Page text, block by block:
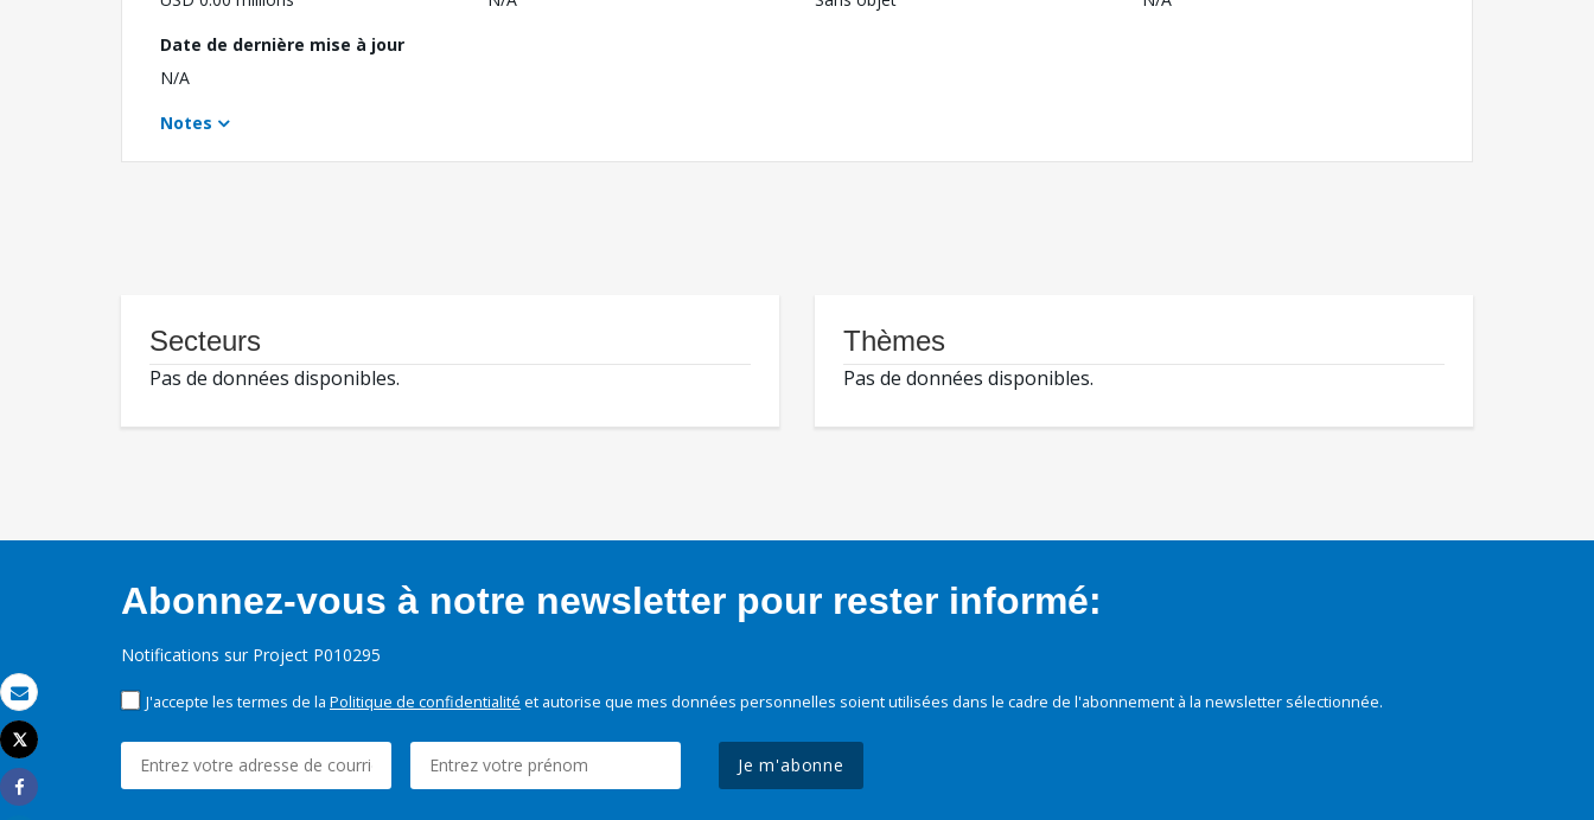
Email
Imprimer
Tweet
Share
Date de dernière mise à jour
N/A
Notes
Secteurs
Pas de données disponibles.
Thèmes
Pas de données disponibles.
Abonnez-vous à notre newsletter pour rester informé:
Notifications sur Project P010295
J'accepte les termes de la Politique de confidentialité et autorise que mes données personnelles soient utilisées dans le cadre de l'abonnement à la newsletter sélectionnée.
Je m'abonne